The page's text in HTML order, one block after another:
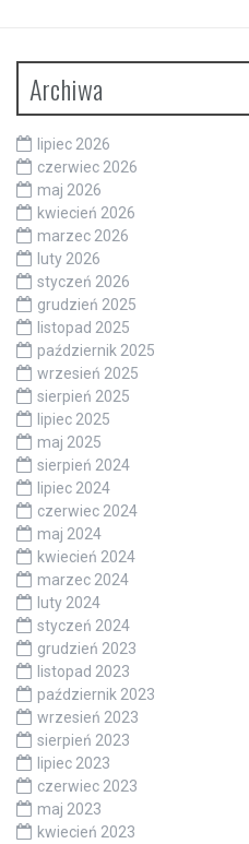
Archiwa
lipiec 2026
czerwiec 2026
maj 2026
kwiecień 2026
marzec 2026
luty 2026
styczeń 2026
grudzień 2025
listopad 2025
październik 2025
wrzesień 2025
sierpień 2025
lipiec 2025
maj 2025
sierpień 2024
lipiec 2024
czerwiec 2024
maj 2024
kwiecień 2024
marzec 2024
luty 2024
styczeń 2024
grudzień 2023
listopad 2023
październik 2023
wrzesień 2023
sierpień 2023
lipiec 2023
czerwiec 2023
maj 2023
kwiecień 2023